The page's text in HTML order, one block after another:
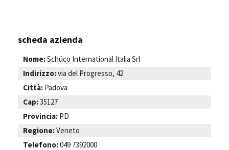
scheda azienda
Nome:Schüco International Italia Srl
Indirizzo:via del Progresso, 42
Città: Padova
Cap:35127
Provincia: PD
Regione:Veneto
Telefono:049 7392000